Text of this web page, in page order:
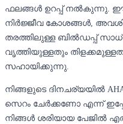
ഫലങ്ങൾ ഉറപ്പ് നൽകുന്നു.
നിർജ്ജീവ കോശങ്ങൾ,
തരത്തിലുള്ള ബിൽഡപ്പ്
വൃത്തിയുള്ളതും
സഹായിക്കുന്നു.
നിങ്ങളുടെ ദിനചര്യയിൽ
സെറം ചേർക്കണോ എന്ന്
നിങ്ങൾ ശരിയായ പേജിൽ